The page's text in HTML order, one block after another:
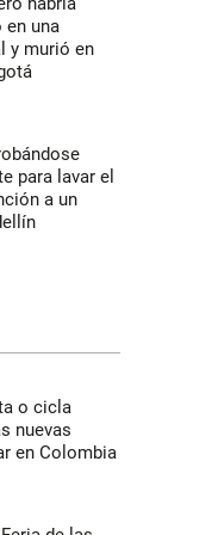
en una
y murió en
para lavar el
a un
o cicla
nuevas
en Colombia